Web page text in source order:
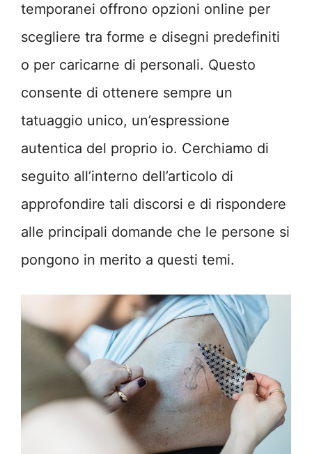
temporanei offrono opzioni online per
scegliere tra forme e disegni predefiniti
o per caricarne di personali. Questo
consente di ottenere sempre un
tatuaggio unico, un’espressione
autentica del proprio io. Cerchiamo di
seguito all’interno dell’articolo di
approfondire tali discorsi e di rispondere
alle principali domande che le persone si
pongono in merito a questi temi.